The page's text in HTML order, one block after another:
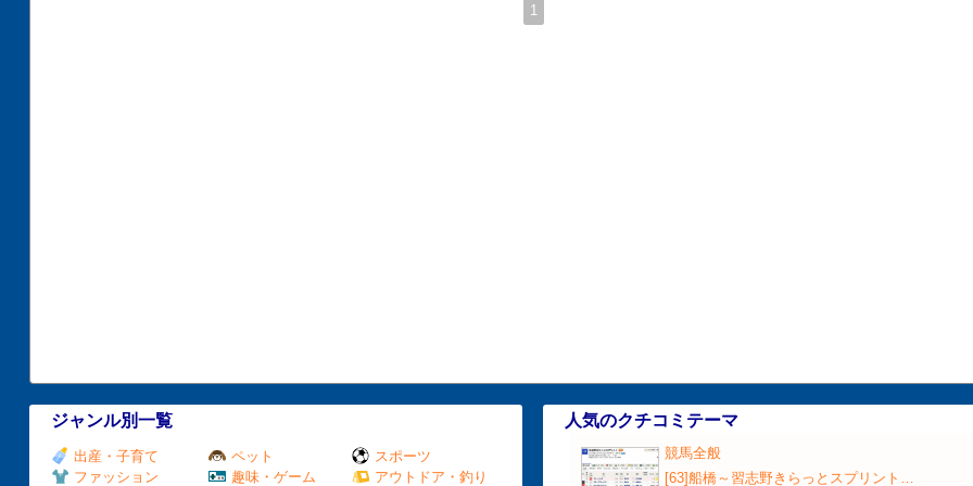
1
ジャンル別一覧
出産・子育て
ファッション
ペット
趣味・ゲーム
スポーツ
アウトドア・釣り
人気のクチコミテーマ
競馬全般
[63]船橋～習志野きらっとスプリント…